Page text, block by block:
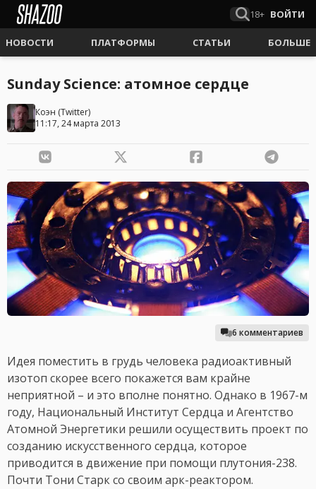
18+ ВОЙТИ
НОВОСТИ ПЛАТФОРМЫ СТАТЬИ БОЛЬШЕ
Sunday Science: атомное сердце
Коэн (Twitter)
11:17, 24 марта 2013
6 комментариев
Идея поместить в грудь человека радиоактивный
изотоп скорее всего покажется вам крайне
неприятной – и это вполне понятно. Однако в 1967-м
году, Национальный Институт Сердца и Агентство
Атомной Энергетики решили осуществить проект по
созданию искусственного сердца, которое
приводится в движение при помощи плутония-238.
Почти Тони Старк со своим арк-реактором.